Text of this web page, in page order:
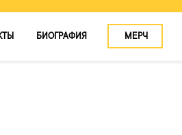
БИОГРАФИЯ МЕРЧ